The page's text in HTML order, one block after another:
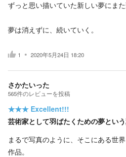
ずっと思い描いていた新しい夢にまた
夢は消えずに、続いていく。
1 2020年5月24日 18:20
さかたいった
565件のレビューを投稿
★★★ Excellent!!!
芸術家として羽ばたくための夢とい
まるで写真のように、そこにある世
作品。